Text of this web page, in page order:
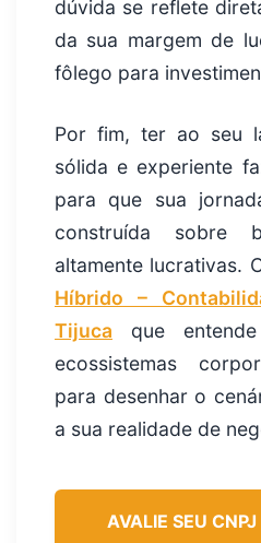
dúvida se reflete
da sua margem de
fôlego para
Por fim, ter ao seu
sólida e experiente
para que sua
construída sobre
altamente lucrativas.
Híbrido –
Tijuca que
ecossistemas
para desenhar o
a sua realidade de
AVALIE SEU